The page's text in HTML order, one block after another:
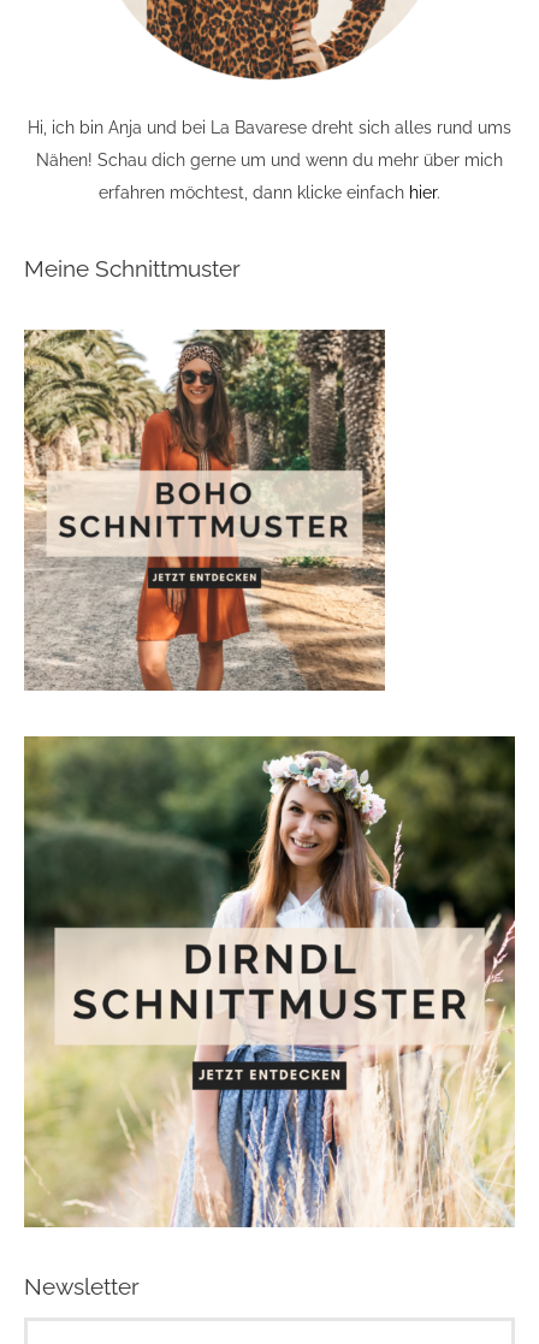
Hi, ich bin Anja und bei La Bavarese dreht sich alles rund ums
Nähen! Schau dich gerne um und wenn du mehr über mich
erfahren möchtest, dann klicke einfach hier.
Meine Schnittmuster
Newsletter